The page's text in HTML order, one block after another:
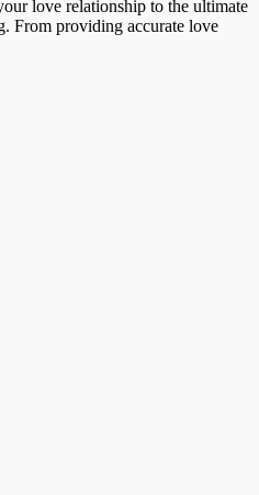
love relationship to the ultimate
From providing accurate love